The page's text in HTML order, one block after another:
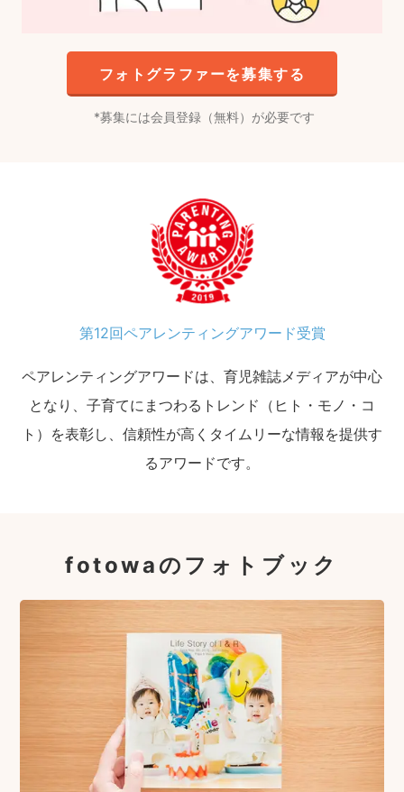
フォトグラファーを募集する
募集には会員登録（無料）が必要です
第12回ペアレンティングアワード受賞
ペアレンティングアワードは、育児雑誌メディアが中心
となり、子育てにまつわるトレンド（ヒト・モノ・コ
ト）を表彰し、信頼性が高くタイムリーな情報を提供す
るアワードです。
fotowaのフォトブック